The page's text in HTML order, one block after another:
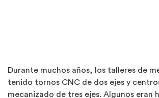
Durante muchos años, los talleres de
tenido tornos CNC de dos ejes y
mecanizado de tres ejes. Algunos eran